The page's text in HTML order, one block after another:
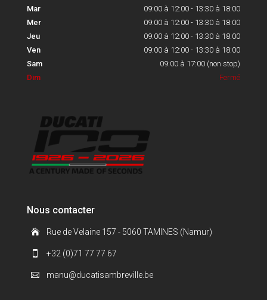
Mar
09:00 à 12:00 - 13:30 à 18:00
Mer
09:00 à 12:00 - 13:30 à 18:00
Jeu
09:00 à 12:00 - 13:30 à 18:00
Ven
09:00 à 12:00 - 13:30 à 18:00
Sam
09:00 à 17:00 (non stop)
Dim
Fermé
Nous contacter
 Rue de Velaine 157 - 5060 TAMINES (Namur)
 +32 (0)71 77 77 67
 manu@ducatisambreville.be